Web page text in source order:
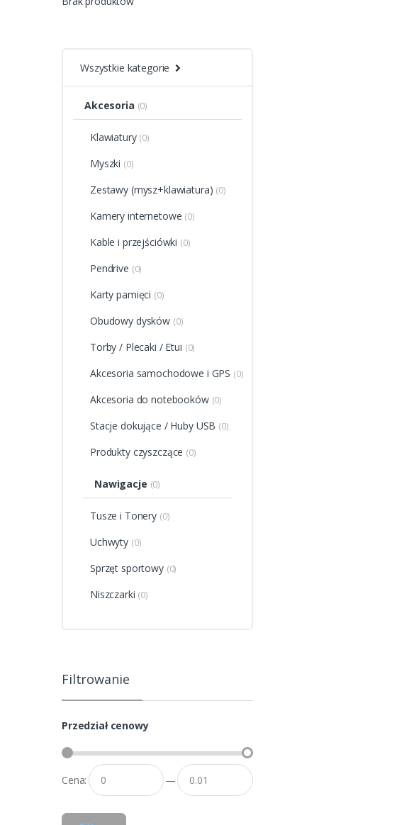
Wszystkie kategorie
Akcesoria (0)
Klawiatury (0)
Myszki (0)
Zestawy (mysz+klawiatura) (0)
Kamery internetowe (0)
Kable i przejściówki (0)
Pendrive (0)
Karty pamięci (0)
Obudowy dysków (0)
Torby / Plecaki / Etui (0)
Akcesoria samochodowe i GPS (0)
Akcesoria do notebooków (0)
Stacje dokujące / Huby USB (0)
Produkty czyszczące (0)
Nawigacje (0)
Tusze i Tonery (0)
Uchwyty (0)
Sprzęt sportowy (0)
Niszczarki (0)
Filtrowanie
Przedział cenowy
Cena: —